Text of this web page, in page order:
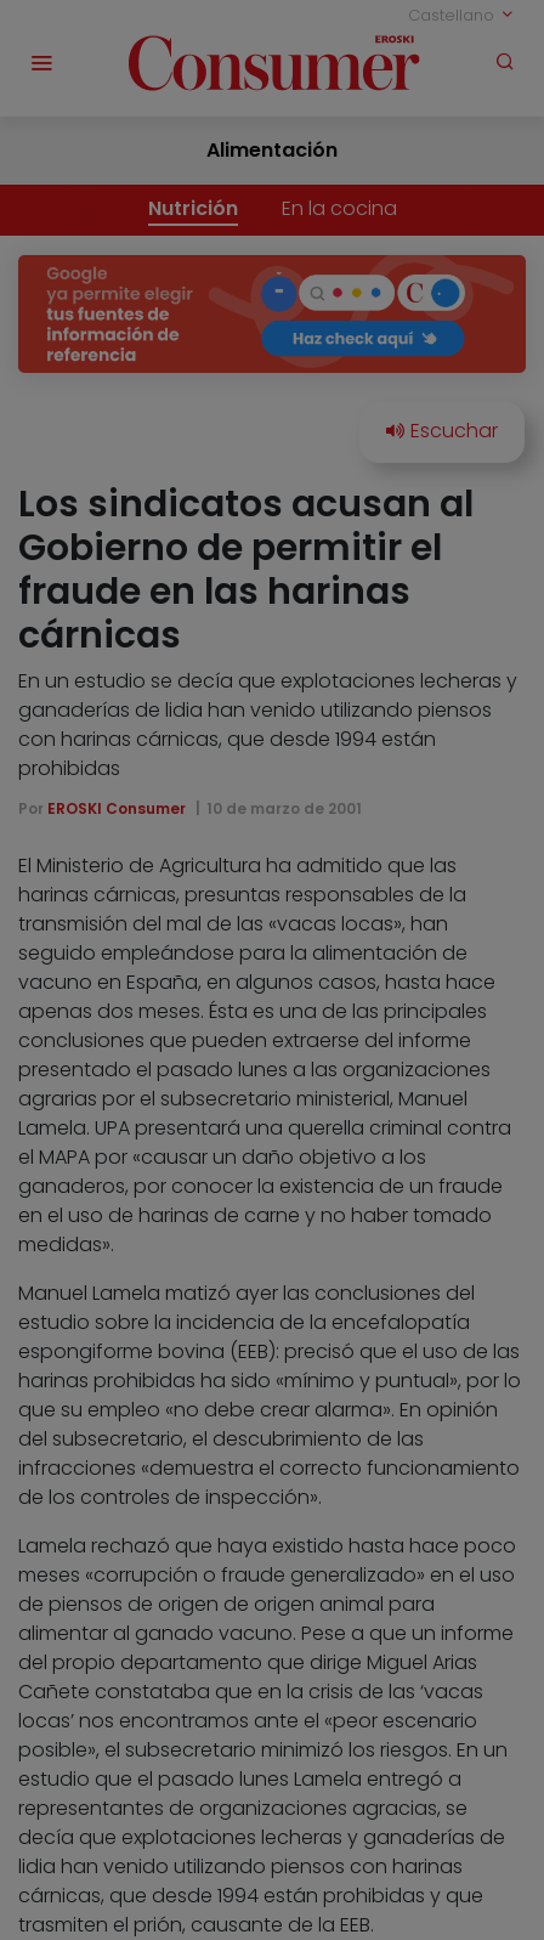
Castellano
Alimentación
Nutrición En la cocina
Los sindicatos acusan al
Gobierno de permitir el
fraude en las harinas
cárnicas
En un estudio se decía que explotaciones lecheras y
ganaderías de lidia han venido utilizando piensos
con harinas cárnicas, que desde 1994 están
prohibidas
Por EROSKI Consumer 10 de marzo de 2001
El Ministerio de Agricultura ha admitido que las
harinas cárnicas, presuntas responsables de la
transmisión del mal de las «vacas locas», han
seguido empleándose para la alimentación de
vacuno en España, en algunos casos, hasta hace
apenas dos meses. Ésta es una de las principales
conclusiones que pueden extraerse del informe
presentado el pasado lunes a las organizaciones
agrarias por el subsecretario ministerial, Manuel
Lamela. UPA presentará una querella criminal contra
el MAPA por «causar un daño objetivo a los
ganaderos, por conocer la existencia de un fraude
en el uso de harinas de carne y no haber tomado
medidas».
Manuel Lamela matizó ayer las conclusiones del
estudio sobre la incidencia de la encefalopatía
espongiforme bovina (EEB): precisó que el uso de las
harinas prohibidas ha sido «mínimo y puntual», por lo
que su empleo «no debe crear alarma». En opinión
del subsecretario, el descubrimiento de las
infracciones «demuestra el correcto funcionamiento
de los controles de inspección».
Lamela rechazó que haya existido hasta hace poco
meses «corrupción o fraude generalizado» en el uso
de piensos de origen de origen animal para
alimentar al ganado vacuno. Pese a que un informe
del propio departamento que dirige Miguel Arias
Cañete constataba que en la crisis de las ‘vacas
locas’ nos encontramos ante el «peor escenario
posible», el subsecretario minimizó los riesgos. En un
estudio que el pasado lunes Lamela entregó a
representantes de organizaciones agracias, se
decía que explotaciones lecheras y ganaderías de
lidia han venido utilizando piensos con harinas
cárnicas, que desde 1994 están prohibidas y que
trasmiten el prión, causante de la EEB.